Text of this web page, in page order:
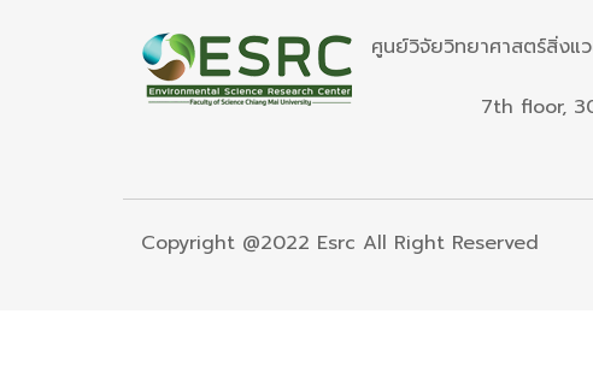
ศูนย์วิจัยวิทยาศาสตร์สิ่งแ
7th floor,
Copyright @2022 Esrc All Right Reserved